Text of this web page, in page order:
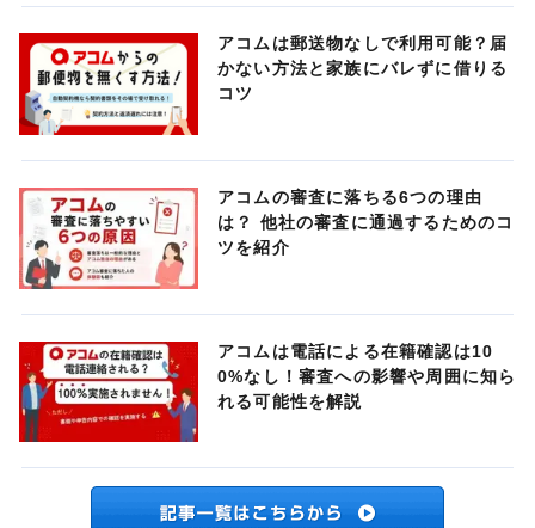
アコムは郵送物なしで利用可能？届
かない方法と家族にバレずに借りる
コツ
アコムの審査に落ちる6つの理由
は？ 他社の審査に通過するためのコ
ツを紹介
アコムは電話による在籍確認は10
0%なし！審査への影響や周囲に知ら
れる可能性を解説